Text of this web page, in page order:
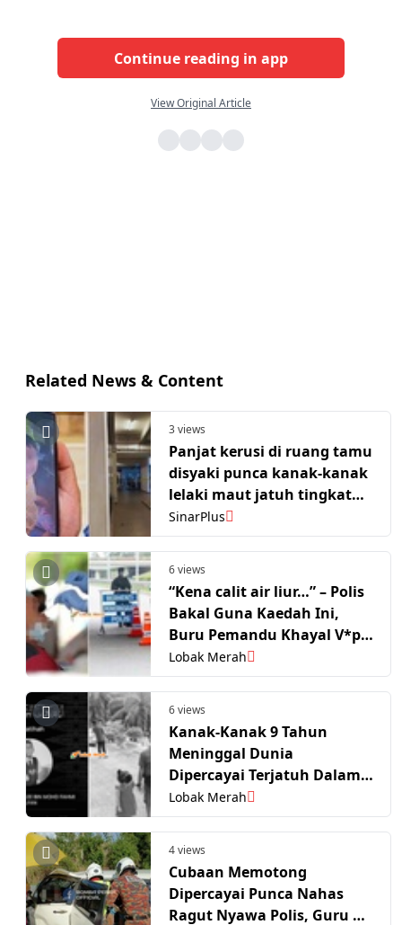
Continue reading in app
View Original Article
Related News & Content
3 views
Panjat kerusi di ruang tamu
disyaki punca kanak-kanak
lelaki maut jatuh tingkat
24. Bapa keluar kerja, adik-
beradik tidur
SinarPlus
6 views
“Kena calit air liur…” – Polis
Bakal Guna Kaedah Ini,
Buru Pemandu Khayal V*pe
‘Piu Piu’ & Magic M*shroom
Lobak Merah
6 views
Kanak-Kanak 9 Tahun
Meninggal Dunia
Dipercayai Terjatuh Dalam
Bilik Air
Lobak Merah
4 views
Cubaan Memotong
Dipercayai Punca Nahas
Ragut Nyawa Polis, Guru Di